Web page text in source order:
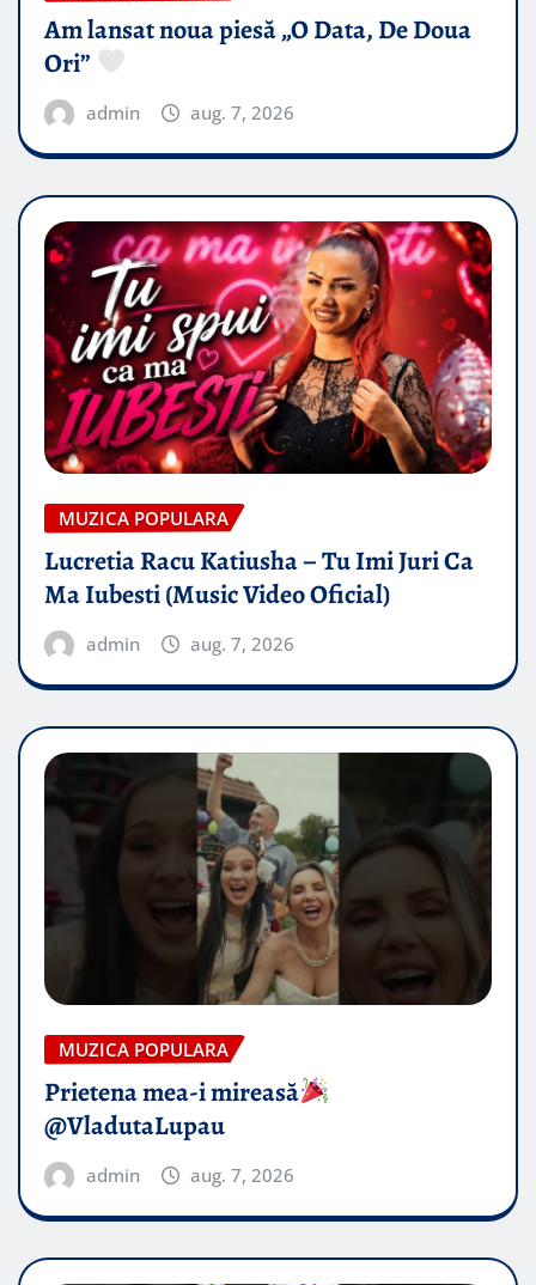
Am lansat noua piesă „O Data, De Doua
Ori”
admin aug. 7, 2026
MUZICA POPULARA
Lucretia Racu Katiusha – Tu Imi Juri Ca
Ma Iubesti (Music Video Oficial)
admin aug. 7, 2026
MUZICA POPULARA
Prietena mea-i mireasă​
@VladutaLupau
admin aug. 7, 2026